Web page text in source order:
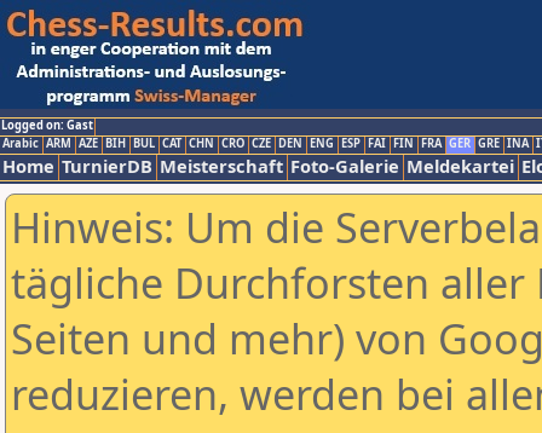
Logged on: Gast
Arabic ARM AZE BIH BUL CAT CHN CRO CZE DEN ENG ESP FAI FIN FRA GER GRE INA
Home TurnierDB Meisterschaft Foto-Galerie Meldekartei
Hinweis: Um die
tägliche Durchforsten aller
Seiten und mehr) von
reduzieren, werden bei